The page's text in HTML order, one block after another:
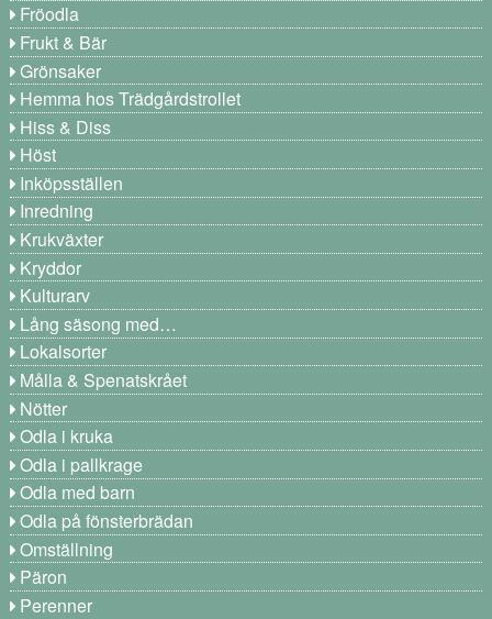
Fröodla
Frukt & Bär
Grönsaker
Hemma hos Trädgårdstrollet
Hiss & Diss
Höst
Inköpsställen
Inredning
Krukväxter
Kryddor
Kulturarv
Lång säsong med…
Lokalsorter
Målla & Spenatskrået
Nötter
Odla i kruka
Odla i pallkrage
Odla med barn
Odla på fönsterbrädan
Omställning
Päron
Perenner